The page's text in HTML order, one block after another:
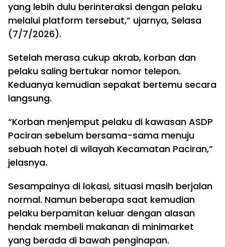
yang lebih dulu berinteraksi dengan pelaku
melalui platform tersebut,” ujarnya, Selasa
(7/7/2026).
Setelah merasa cukup akrab, korban dan
pelaku saling bertukar nomor telepon.
Keduanya kemudian sepakat bertemu secara
langsung.
“Korban menjemput pelaku di kawasan ASDP
Paciran sebelum bersama-sama menuju
sebuah hotel di wilayah Kecamatan Paciran,”
jelasnya.
Sesampainya di lokasi, situasi masih berjalan
normal. Namun beberapa saat kemudian
pelaku berpamitan keluar dengan alasan
hendak membeli makanan di minimarket
yang berada di bawah penginapan.